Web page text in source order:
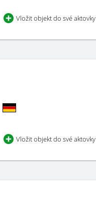
Vložit objekt do své aktovky
Vložit objekt do své aktovky